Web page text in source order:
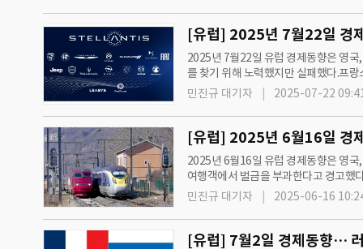
2025년 7월22일 유럽 경제동향은 영
를 찾기 위해 노력했지만 실패했다.프
도 주요인이지만 근골격계 질환이나
민진규 대기자 2025-07-22
2025년 6월16일 유럽 경제동향은 영
여행객에서 벌금을 부과한다고 경고했
대폭 증가했다고 밝혔다. 청년과 여성
민진규 대기자 2025-06-16